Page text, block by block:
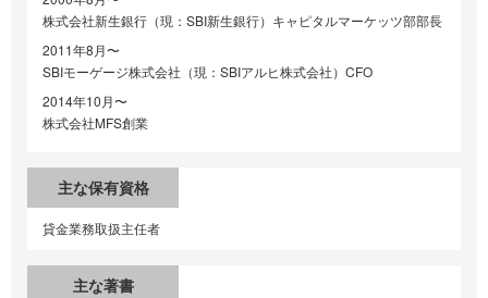
株式会社新生銀行（現：SBI新生銀行）キャピタルマーケッツ部部長
2011年8月〜
SBIモーゲージ株式会社（現：SBIアルヒ株式会社）CFO
2014年10月〜
株式会社MFS創業
主な保有資格
貸金業務取扱主任者
主な著書